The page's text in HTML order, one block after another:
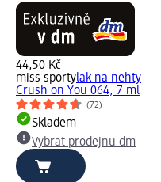
44,50 Kč
miss sportylak na nehty
Crush on You 064, 7 ml
(72)
Skladem
Vybrat prodejnu dm